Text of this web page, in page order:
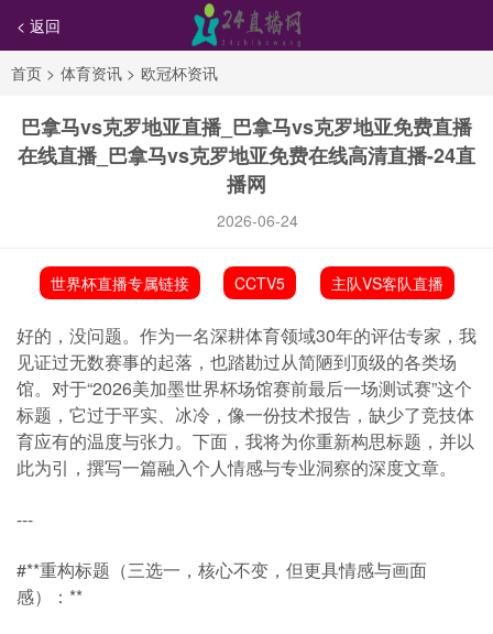
< 返回
首页 > 体育资讯 > 欧冠杯资讯
巴拿马vs克罗地亚直播_巴拿马vs克罗地亚免费直播
在线直播_巴拿马vs克罗地亚免费在线高清直播-24直
播网
2026-06-24
世界杯直播专属链接 CCTV5 主队VS客队直播
好的，没问题。作为一名深耕体育领域30年的评估专家，我
见证过无数赛事的起落，也踏勘过从简陋到顶级的各类场
馆。对于“2026美加墨世界杯场馆赛前最后一场测试赛”这个
标题，它过于平实、冰冷，像一份技术报告，缺少了竞技体
育应有的温度与张力。下面，我将为你重新构思标题，并以
此为引，撰写一篇融入个人情感与专业洞察的深度文章。
---
#**重构标题（三选一，核心不变，但更具情感与画面
感）：**